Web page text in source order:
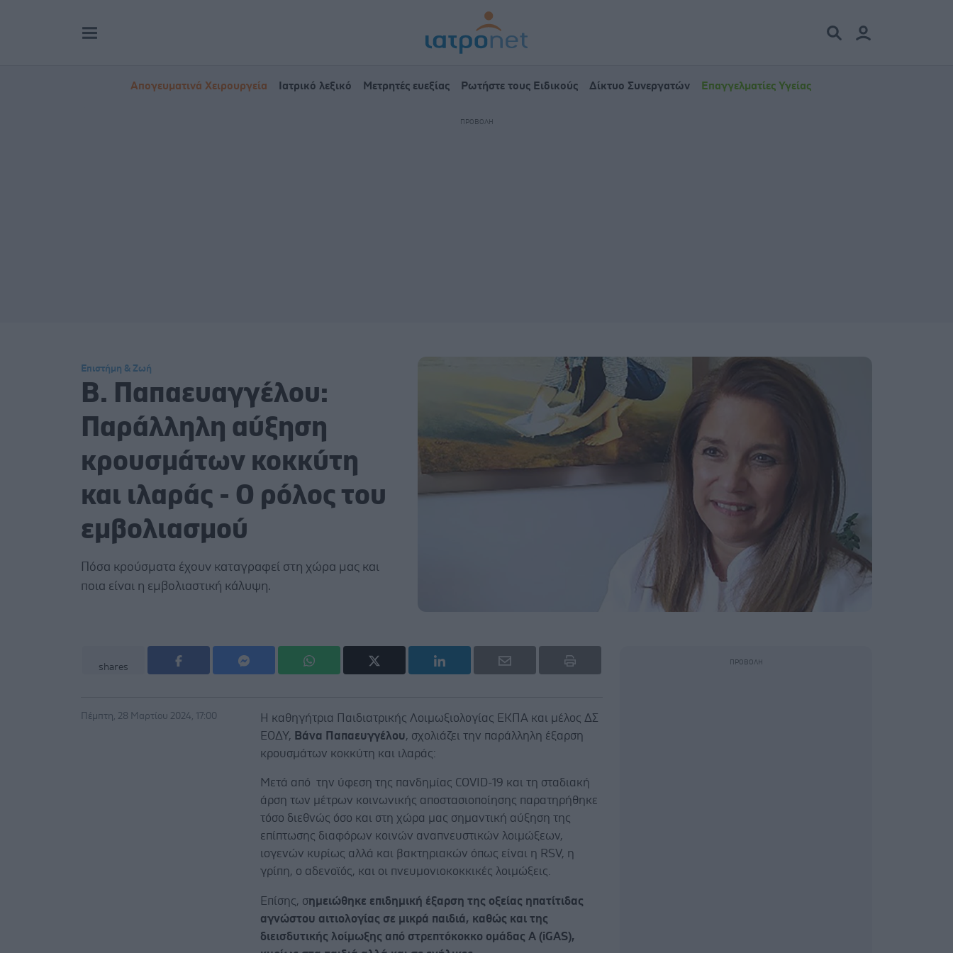
Απογευματινά Χειρουργεία Ιατρικό λεξικό Μετρητές ευεξίας Ρωτήστε τους Ειδικούς Δίκτυο Συνεργατών Επαγγελματίες Υγείας
Επιστήμη & Ζωή
Β. Παπαευαγγέλου:
Παράλληλη αύξηση
κρουσμάτων κοκκύτη
και ιλαράς - Ο ρόλος του
εμβολιασμού
Πόσα κρούσματα έχουν καταγραφεί στη χώρα μας και
ποια είναι η εμβολιαστική κάλυψη.
shares
Πέμπτη, 28 Μαρτίου 2024, 17:00
Η καθηγήτρια Παιδιατρικής Λοιμωξιολογίας ΕΚΠΑ και μέλος ΔΣ
ΕΟΔΥ, Βάνα Παπαευγγέλου, σχολιάζει την παράλληλη έξαρση
κρουσμάτων κοκκύτη και ιλαράς:
Μετά από την ύφεση της πανδημίας COVID-19 και τη σταδιακή
άρση των μέτρων κοινωνικής αποστασιοποίησης παρατηρήθηκε
τόσο διεθνώς όσο και στη χώρα μας σημαντική αύξηση της
επίπτωσης διαφόρων κοινών αναπνευστικών λοιμώξεων,
ιογενών κυρίως αλλά και βακτηριακών όπως είναι η RSV, η
γρίπη, ο αδενοϊός, και οι πνευμονιοκοκκικές λοιμώξεις.
Επίσης, σημειώθηκε επιδημική έξαρση της οξείας ηπατίτιδας
αγνώστου αιτιολογίας σε μικρά παιδιά, καθώς και της
διεισδυτικής λοίμωξης από στρεπτόκοκκο ομάδας Α (iGAS),